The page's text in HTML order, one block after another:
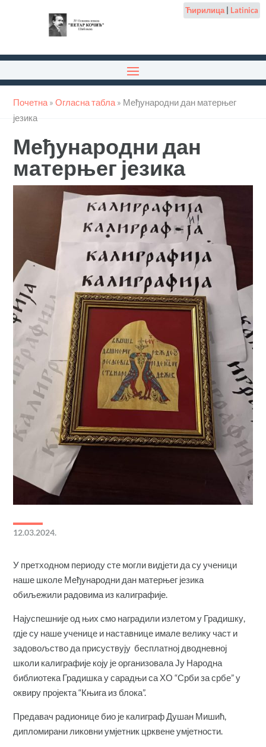
Ћирилица| Latinica
Почетна »Огласна табла » Међународни дан матерњег
језика
Међународни дан
матерњег језика
12.03.2024.
У претходном периоду сте могли видјети да су ученици
наше школе Међународни дан матерњег језика
обиљежили радовима из калиграфије.
Најуспешније од њих смо наградили излетом у Градишку,
гдје су наше ученице и наставнице имале велику част и
задовољство да присуствују бесплатној дводневној
школи калиграфије коју је организовала Ју Народна
библиотека Градишка у сарадњи са ХО “Срби за србе” у
оквиру пројекта “Књига из блока”.
Предавач радионице био је калиграф Душан Мишић,
дипломирани ликовни умјетник црквене умјетности.